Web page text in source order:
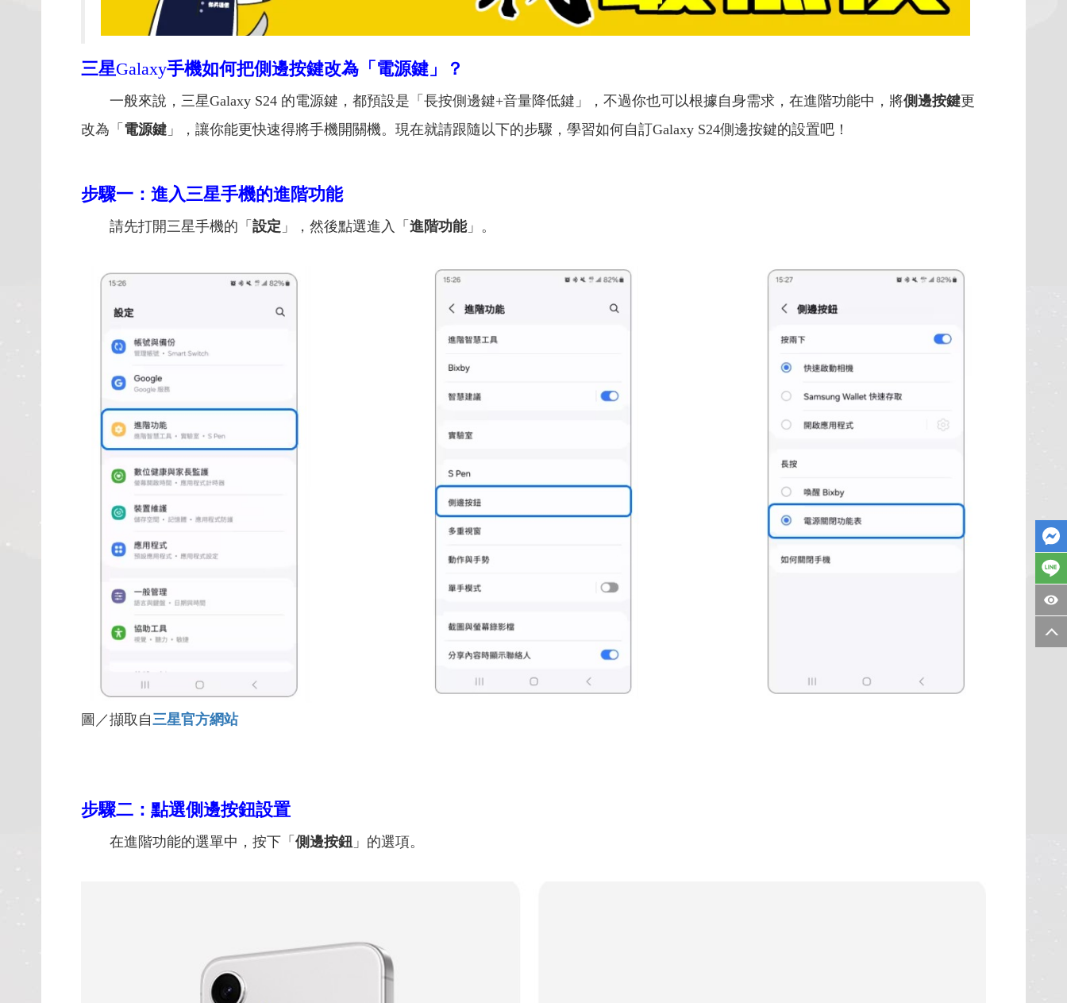
三星Galaxy手機如何把側邊按鍵改為「電源鍵」？
一般來說，三星Galaxy S24 的電源鍵，都預設是「長按側邊鍵+音量降低鍵」，不過你也可以根據自身需求，在進階功能中，將側邊按鍵更
改為「 電源鍵 」，讓你能更快速得將手機開關機。現在就請跟隨以下的步驟，學習如何自訂Galaxy S24側邊按鍵的設置吧！
步驟一：進入三星手機的進階功能
請先打開三星手機的「 設定 」，然後點選進入「 進階功能」。
圖／擷取自 三星官方網站
步驟二：點選側邊按鈕設置
在進階功能的選單中，按下「 側邊按鈕 」的選項。